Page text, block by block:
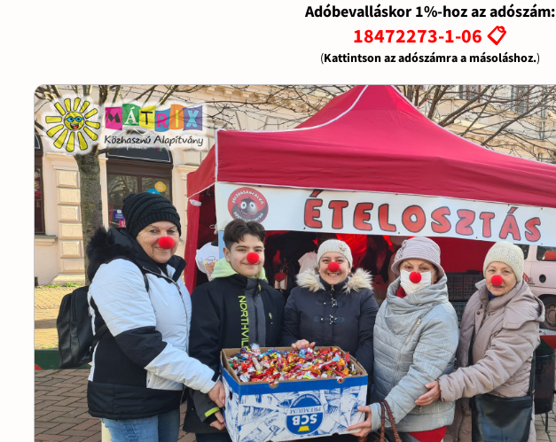
Adóbevalláskor 1%-hoz az adószám:
18472273-1-06 📋
(Kattintson az adószámra a másoláshoz.)